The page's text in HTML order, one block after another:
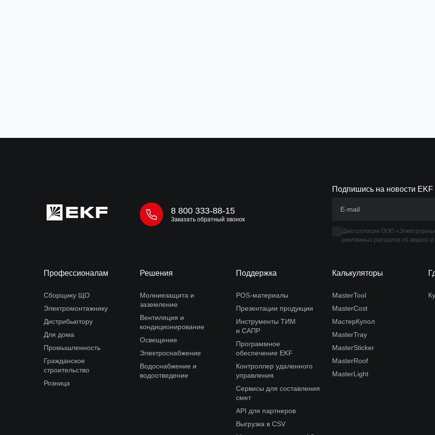
8 800 333-88-15
Заказать обратный звонок
Подпишись на новости EKF
Даю согласие ООО
рекламных рассылок об акциях
Профессионалам
Сборщику ЩО
Электромонтажнику
Дистрибьютору
Для дома
Промышленность
Гражданское
строительство
Розница
Решения
Молниезащита и
заземление
Вентиляция и
кондиционирование
Освещение
Электроснабжение
Водоснабжение и
водоотведение
Поддержка
POS-материалы
Презентации продукции
Инструменты ТИМ
и САПР
Программное
обеспечение EKF
Контроллер удаленного
управления
Сервисы для составления
смет
API для партнеров
Выгрузка в CSV
Калькуляторы
MasterTool
MasterCost
МастерКупол
MasterTray
MasterSticker
MasterRoof
MasterLight